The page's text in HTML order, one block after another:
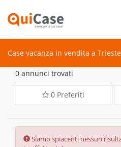
Case vacanza in vendita a Trieste
0 annunci trovati
0Preferiti
Error:
Siamo spiacenti nessun